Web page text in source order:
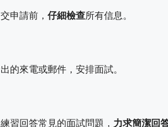
申請前， 仔細檢查所有信息。
的來電或郵件，安排面試。
習回答常見的面試問題， 力求簡潔回